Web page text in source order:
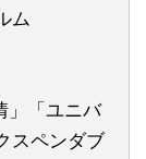
ム
」「ユニバ
スペンダブ